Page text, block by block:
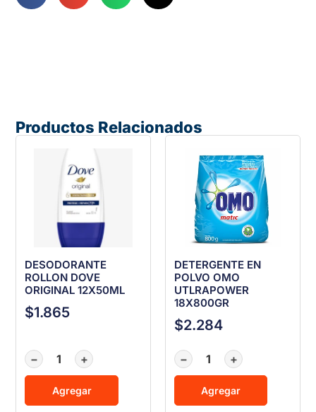
Productos Relacionados
DESODORANTE
ROLLON DOVE
ORIGINAL 12X50ML
$1.865
− +
Agregar
DETERGENTE EN
POLVO OMO
UTLRAPOWER
18X800GR
$2.284
− +
Agregar